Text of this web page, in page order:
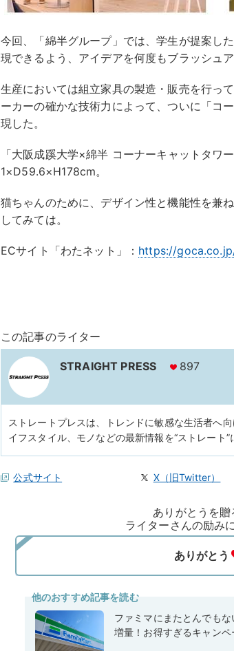
今回、「綿半グループ」では、学生が提案し
現できるよう、アイデアを何度もブラッシュア
生産においては組立家具の製造・販売を行っ
ーカーの確かな技術力によって、ついに「コ
現した。
「大阪成蹊大学×綿半 コーナーキャットタ
1×D59.6×H178cm。
猫ちゃんのために、デザイン性と機能性を兼
してみては。
ECサイト「わたネット」： https://
この記事のライター
STRAIGHT PRESS 897
ストレートプレスは、トレンドに敏感な生活者へ
イフスタイル、モノなどの最新情報を“ストレート”
公式サイト X（旧Twitter）
ありがとうを贈
ライターさんの励み
他のおすすめ記事を読む
ファミマにまたとんでも
増量！お得すぎるキャンペ